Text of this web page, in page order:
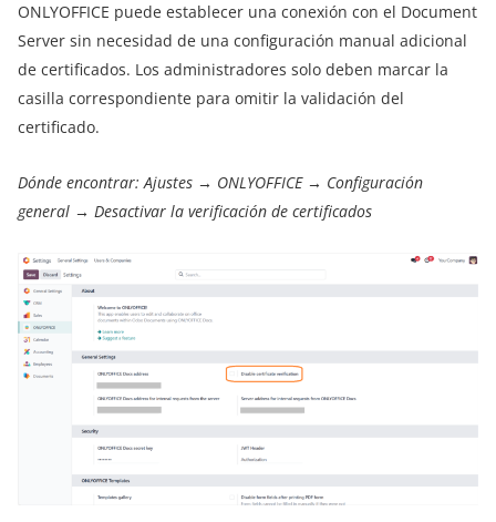
ONLYOFFICE puede establecer una conexión con el Document
Server sin necesidad de una configuración manual adicional
de certificados. Los administradores solo deben marcar la
casilla correspondiente para omitir la validación del
certificado.
Dónde encontrar: Ajustes → ONLYOFFICE → Configuración
general → Desactivar la verificación de certificados